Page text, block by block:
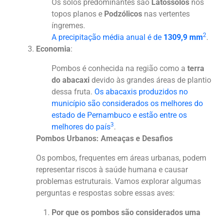
Os solos predominantes são Latossolos nos
topos planos e Podzólicos nas vertentes
íngremes.
A precipitação média anual é de 1309,9 mm2.
Economia:
Pombos é conhecida na região como a terra
do abacaxi devido às grandes áreas de plantio
dessa fruta. Os abacaxis produzidos no
município são considerados os melhores do
estado de Pernambuco e estão entre os
melhores do país3.
Pombos Urbanos: Ameaças e Desafios
Os pombos, frequentes em áreas urbanas, podem
representar riscos à saúde humana e causar
problemas estruturais. Vamos explorar algumas
perguntas e respostas sobre essas aves:
Por que os pombos são considerados uma